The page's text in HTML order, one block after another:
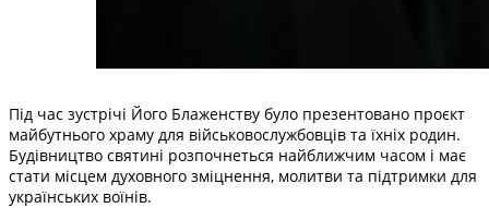
Під час зустрічі Його Блаженству було презентовано проєкт
майбутнього храму для військовослужбовців та їхніх родин.
Будівництво святині розпочнеться найближчим часом і має
стати місцем духовного зміцнення, молитви та підтримки для
українських воїнів.